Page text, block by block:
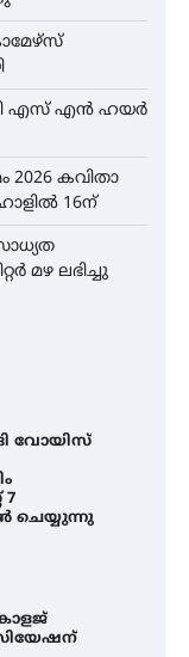
എസ് എൻ ഹയർ
2026 കവിതാ
16ന്
മഴ ലഭിച്ചു
വോയിസ്
ചെയ്യുന്നു